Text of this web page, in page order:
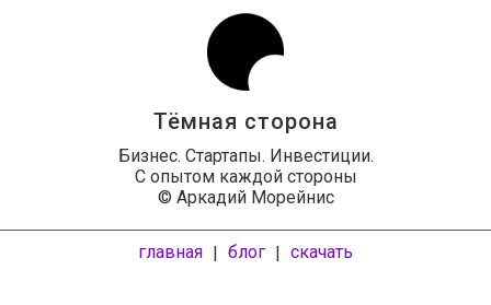
Тёмная сторона
Бизнес. Стартапы. Инвестиции.
С опытом каждой стороны
© Аркадий Морейнис
главная | блог | скачать